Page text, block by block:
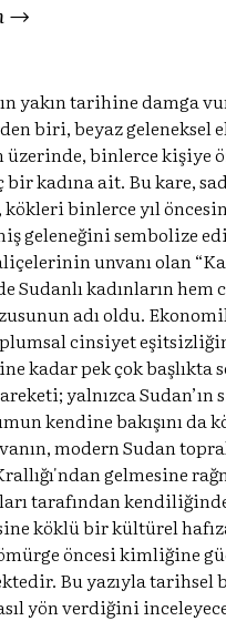
yakın tarihine damga
biri, beyaz geleneksel
binlerce kişiye
bir kadına ait. Bu kare,
kökleri binlerce yıl
geleneğini sembolize
unvanı olan
Sudanlı kadınların hem
adı oldu.
cinsiyet
kadar pek çok başlıkta
yalnızca Sudan’ın
kendine bakışını da
modern Sudan
gelmesine
tarafından
köklü bir kültürel
öncesi kimliğine
Bu yazıyla tarihsel
yön verdiğini